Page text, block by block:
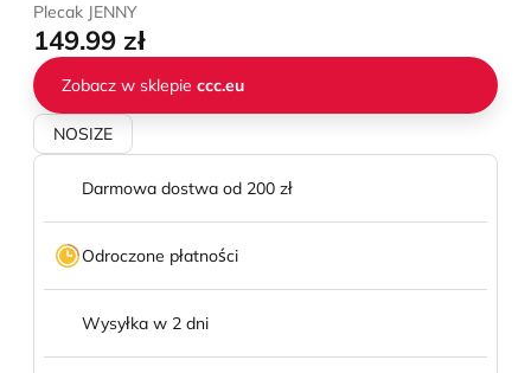
Plecak JENNY
149.99 zł
Zobacz w sklepie ccc.eu
NOSIZE
Darmowa dostwa od 200 zł
Odroczone płatności
Wysyłka w 2 dni